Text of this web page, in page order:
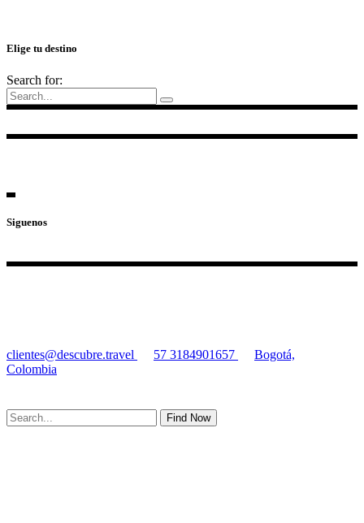
Elige tu destino
Search for:
Siguenos
clientes@descubre.travel 57 3184901657
Bogotá,
Colombia
Find Now